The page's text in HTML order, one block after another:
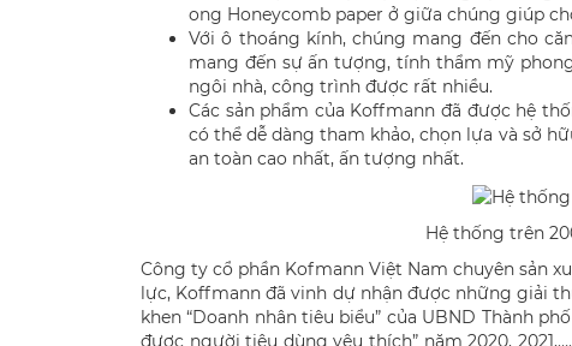
ong Honeycomb paper ở giữa chúng giúp
Với ô thoáng kính, chúng mang đến cho
mang đến sự ấn tượng, tính thẩm mỹ
ngôi nhà, công trình được rất nhiều.
Các sản phẩm của Koffmann đã được hệ
có thể dễ dàng tham khảo, chọn lựa và sở
an toàn cao nhất, ấn tượng nhất.
Hệ thống trên
Công ty cổ phần Kofmann Việt Nam chuyên sản
lực, Koffmann đã vinh dự nhận được những giải
khen “Doanh nhân tiêu biểu” của UBND Thành
được người tiêu dùng yêu thích” năm 2020,